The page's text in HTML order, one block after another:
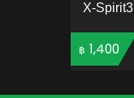
X-Spirit3
฿ 1,400